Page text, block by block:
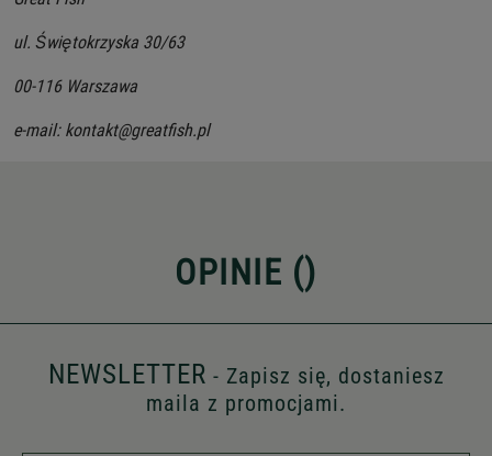
ul. Świętokrzyska 30/63
00-116 Warszawa
e-mail: kontakt@greatfish.pl
OPINIE ()
NEWSLETTER - Zapisz się, dostaniesz
maila z promocjami.